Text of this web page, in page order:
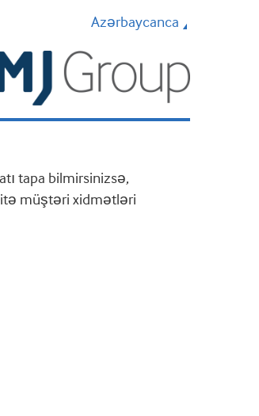
Azərbaycanca
tapa bilmirsinizsə,
müştəri xidmətləri